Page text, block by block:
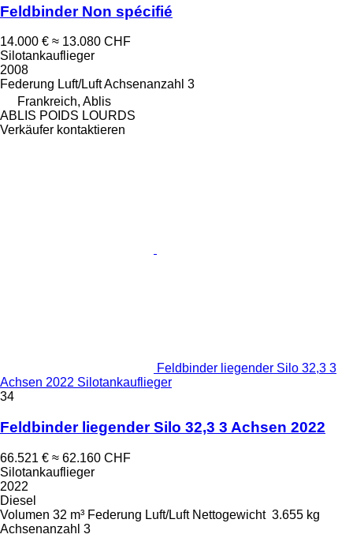
Feldbinder Non spécifié
14.000 € ≈ 13.080 CHF
Silotankauflieger
2008
Federung Luft/LuftAchsenanzahl 3
Frankreich, Ablis
ABLIS POIDS LOURDS
Verkäufer kontaktieren
Feldbinder liegender Silo 32,3 3
Achsen 2022 Silotankauflieger
34
Feldbinder liegender Silo 32,3 3 Achsen 2022
66.521 € ≈ 62.160 CHF
Silotankauflieger
2022
Diesel
Volumen 32 m³ Federung Luft/Luft Nettogewicht 3.655 kg
Achsenanzahl 3